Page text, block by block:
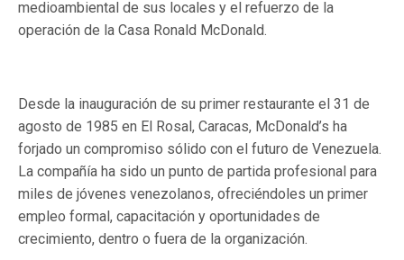
medioambiental de sus locales y el refuerzo de la
operación de la Casa Ronald McDonald.
Desde la inauguración de su primer restaurante el 31 de
agosto de 1985 en El Rosal, Caracas, McDonald’s ha
forjado un compromiso sólido con el futuro de Venezuela.
La compañía ha sido un punto de partida profesional para
miles de jóvenes venezolanos, ofreciéndoles un primer
empleo formal, capacitación y oportunidades de
crecimiento, dentro o fuera de la organización.